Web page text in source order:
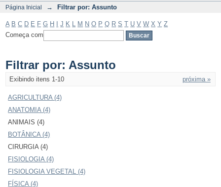
Página Inicial → Filtrar por: Assunto
A B C D E F G H J K M N O P Q R S T U V W X Y Z
Começa com
Filtrar por: Assunto
Exibindo itens 1-10 próxima »
AGRICULTURA (4)
ANATOMIA (4)
ANIMAIS (4)
BOTÂNICA (4)
CIRURGIA (4)
FISIOLOGIA (4)
FISIOLOGIA VEGETAL (4)
FÍSICA (4)